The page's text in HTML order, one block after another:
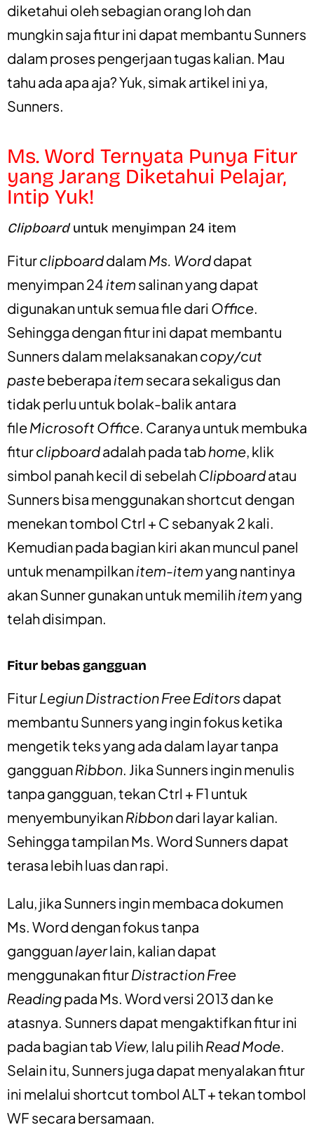
diketahui oleh sebagian orang loh dan
mungkin saja fitur ini dapat membantu Sunners
dalam proses pengerjaan tugas kalian. Mau
tahu ada apa aja? Yuk, simak artikel ini ya,
Sunners.
Ms. Word Ternyata Punya Fitur
yang Jarang Diketahui Pelajar,
Intip Yuk!
Clipboarduntuk menyimpan 24 item
Fiturclipboarddalam Ms. Worddapat
menyimpan 24 item salinan yang dapat
digunakan untuk semua file dari Office.
Sehingga dengan fitur ini dapat membantu
Sunners dalam melaksanakancopy/cut
pastebeberapa item secara sekaligus dan
tidak perlu untuk bolak-balik antara
fileMicrosoft Office. Caranya untuk membuka
fiturclipboardadalah pada tabhome, klik
simbol panah kecil di sebelahClipboardatau
Sunners bisa menggunakan shortcut dengan
menekan tombol Ctrl + C sebanyak 2 kali.
Kemudian pada bagian kiri akan muncul panel
untuk menampilkanitem-itemyang nantinya
akan Sunner gunakan untuk memilihitemyang
telah disimpan.
Fitur bebas gangguan
FiturLegiun Distraction Free Editors dapat
membantu Sunners yang ingin fokus ketika
mengetik teks yang ada dalam layar tanpa
gangguanRibbon. Jika Sunners ingin menulis
tanpa gangguan, tekan Ctrl + F1 untuk
menyembunyikanRibbondari layar kalian.
Sehingga tampilan Ms. Word Sunners dapat
terasa lebih luas dan rapi.
Lalu, jika Sunners ingin membaca dokumen
Ms. Word dengan fokus tanpa
gangguanlayerlain, kalian dapat
menggunakan fiturDistraction Free
Readingpada Ms. Word versi 2013 dan ke
atasnya. Sunners dapat mengaktifkan fitur ini
pada bagian tabView, lalu pilihRead Mode.
Selain itu, Sunners juga dapat menyalakan fitur
ini melalui shortcut tombol ALT + tekan tombol
WF secara bersamaan.